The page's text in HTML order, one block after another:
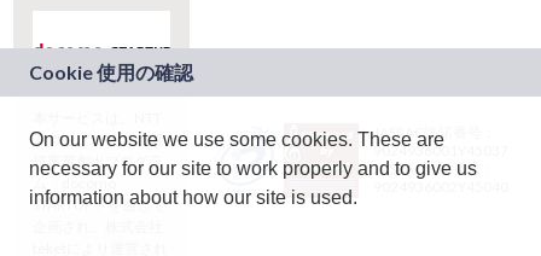
ドコモグループの新
規事業創出プログラ
ム「docomo
STARTUP」を通じて
JASRAC許諾番号：
9024936001Y45037
JASRAC許諾番号：
On our website we use some cookies. These are
necessary for our site to work properly and to give us
information about how our site is used.